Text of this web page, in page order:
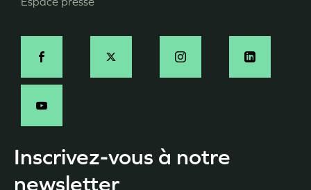
Social
Inscrivez-vous à notre
newsletter